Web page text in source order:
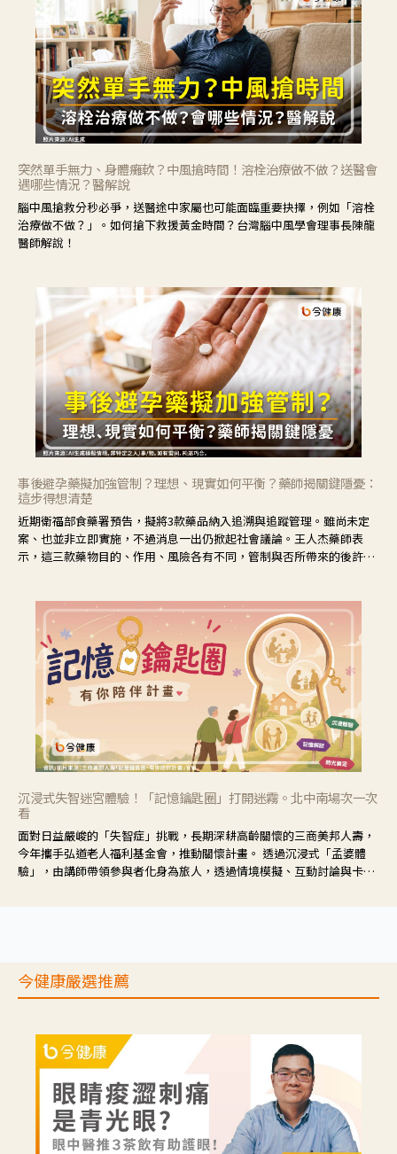
突然單手無力、身體癱軟？中風搶時間！溶栓治療做不做？送醫會
遇哪些情況？醫解說
腦中風搶救分秒必爭，送醫途中家屬也可能面臨重要抉擇，例如「溶栓
治療做不做？」。如何搶下救援黃金時間？台灣腦中風學會理事長陳龍
醫師解說！
事後避孕藥擬加強管制？理想、現實如何平衡？藥師揭關鍵隱憂：
這步得想清楚
近期衛福部食藥署預告，擬將3款藥品納入追溯與追蹤管理。雖尚未定
案、也並非立即實施，不過消息一出仍掀起社會議論。王人杰藥師表
示，這三款藥物目的、作用、風險各有不同，管制與否所帶來的後許影
沉浸式失智迷宮體驗！「記憶鑰匙圈」打開迷霧。北中南場次一次
看
面對日益嚴峻的「失智症」挑戰，長期深耕高齡關懷的三商美邦人壽，
今年攜手弘道老人福利基金會，推動關懷計畫。 透過沉浸式「孟婆體
驗」，由講師帶領參與者化身為旅人，透過情境模擬、互動討論與卡牌
今健康嚴選推薦